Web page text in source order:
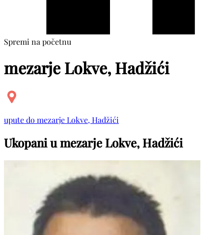
Spremi na početnu
mezarje Lokve, Hadžići
upute do mezarje Lokve, Hadžići
Ukopani u mezarje Lokve, Hadžići